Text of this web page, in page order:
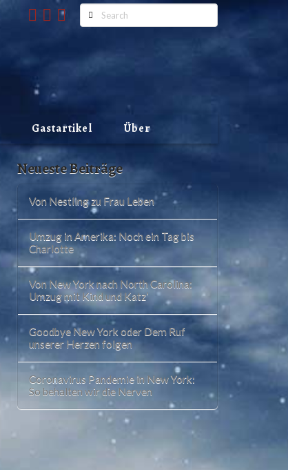
Search
Gastartikel Über
Neueste Beiträge
Von Nestling zu Frau Leben
Umzug in Amerika: Noch ein Tag bis
Charlotte
Von New York nach North Carolina:
Umzug mit Kind und Katz’
Goodbye New York oder Dem Ruf
unserer Herzen folgen
Coronavirus Pandemie in New York:
So behalten wir die Nerven